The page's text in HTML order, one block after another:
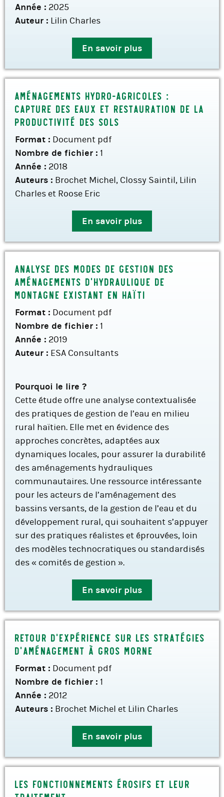
Année : 2025
Auteur : Lilin Charles
En savoir plus
Aménagements hydro-agricoles :
capture des eaux et restauration de la
productivité des sols
Format : Document pdf
Nombre de fichier : 1
Année : 2018
Auteurs : Brochet Michel, Clossy Saintil, Lilin
Charles et Roose Eric
En savoir plus
Analyse des modes de gestion des
aménagements d’hydraulique de
montagne existant en haïti
Format : Document pdf
Nombre de fichier : 1
Année : 2019
Auteur : ESA Consultants
Pourquoi le lire ?
Cette étude offre une analyse contextualisée
des pratiques de gestion de l’eau en milieu
rural haïtien. Elle met en évidence des
approches concrètes, adaptées aux
dynamiques locales, pour assurer la durabilité
des aménagements hydrauliques
communautaires. Une ressource intéressante
pour les acteurs de l’aménagement des
bassins versants, de la gestion de l’eau et du
développement rural, qui souhaitent s’appuyer
sur des pratiques réalistes et éprouvées, loin
des modèles technocratiques ou standardisés
des « comités de gestion ».
En savoir plus
Retour d’expérience sur les stratégies
d’aménagement à Gros Morne
Format : Document pdf
Nombre de fichier : 1
Année : 2012
Auteurs : Brochet Michel et Lilin Charles
En savoir plus
Les fonctionnements érosifs et leur